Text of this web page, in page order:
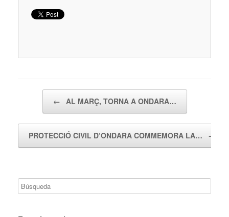
← AL MARÇ, TORNA A ONDARA…
PROTECCIÓ CIVIL D’ONDARA COMMEMORA LA… →